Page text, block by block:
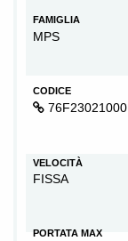
FAMIGLIA
MPS
CODICE
76F23021000
VELOCITÀ
FISSA
PORTATA MAX